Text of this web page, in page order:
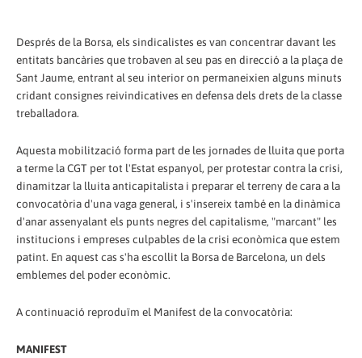
Després de la Borsa, els sindicalistes es van concentrar davant les
entitats bancàries que trobaven al seu pas en direcció a la plaça de
Sant Jaume, entrant al seu interior on permaneixien alguns minuts
cridant consignes reivindicatives en defensa dels drets de la classe
treballadora.
Aquesta mobilització forma part de les jornades de lluita que porta
a terme la CGT per tot l'Estat espanyol, per protestar contra la crisi,
dinamitzar la lluita anticapitalista i preparar el terreny de cara a la
convocatòria d'una vaga general, i s'insereix també en la dinàmica
d'anar assenyalant els punts negres del capitalisme, "marcant" les
institucions i empreses culpables de la crisi econòmica que estem
patint. En aquest cas s'ha escollit la Borsa de Barcelona, un dels
emblemes del poder econòmic.
A continuació reproduïm el Manifest de la convocatòria:
MANIFEST